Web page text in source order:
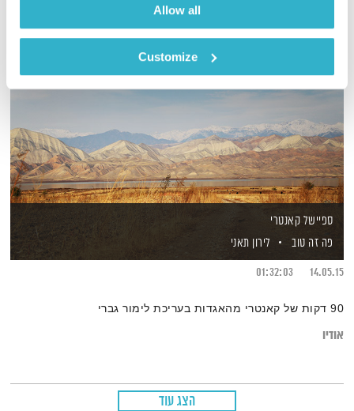
Allow all
Customize
ספיישל קאנטרי
פה זה טוב
לירון תאני
14.05.15
01:32:03
90 דקות של קאנטרי מהאגדות בעריכת לימור גברי
אודיו
הצג עוד